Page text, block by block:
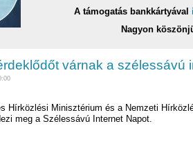
A támogatás bankkártyával
Nagyon
várnak a szélessávú
Hírközlési Minisztérium és a Nemzeti
meg a Szélessávú Internet Napot.